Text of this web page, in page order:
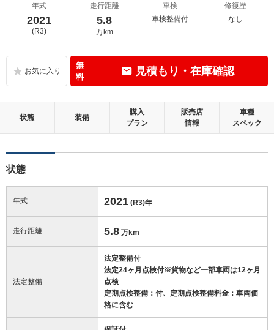
年式
2021
(R3)
走行距離
5.8
万km
車検
車検整備付
修復歴
なし
無
料
見積もり・在庫確認
状態 装備
購入
プラン
販売店
情報
車種
スペック
状態
年式 2021 (R3)年
走行距離 5.8 万km
法定整備
法定整備付
法定24ヶ月点検付※貨物など一部車両は12ヶ月
点検
定期点検整備：付、定期点検整備料金：車両価
格に含む